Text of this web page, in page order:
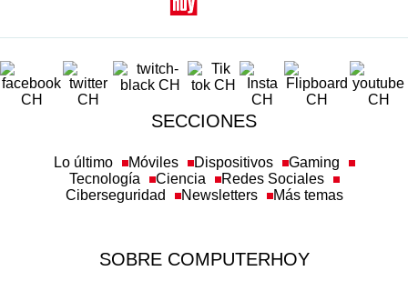
SECCIONES
Tecnología
Ciencia
Redes Sociales
Ciberseguridad
Newsletters Más temas